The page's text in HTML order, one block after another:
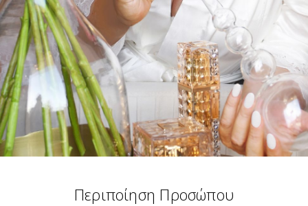
Περιποίηση Προσώπου